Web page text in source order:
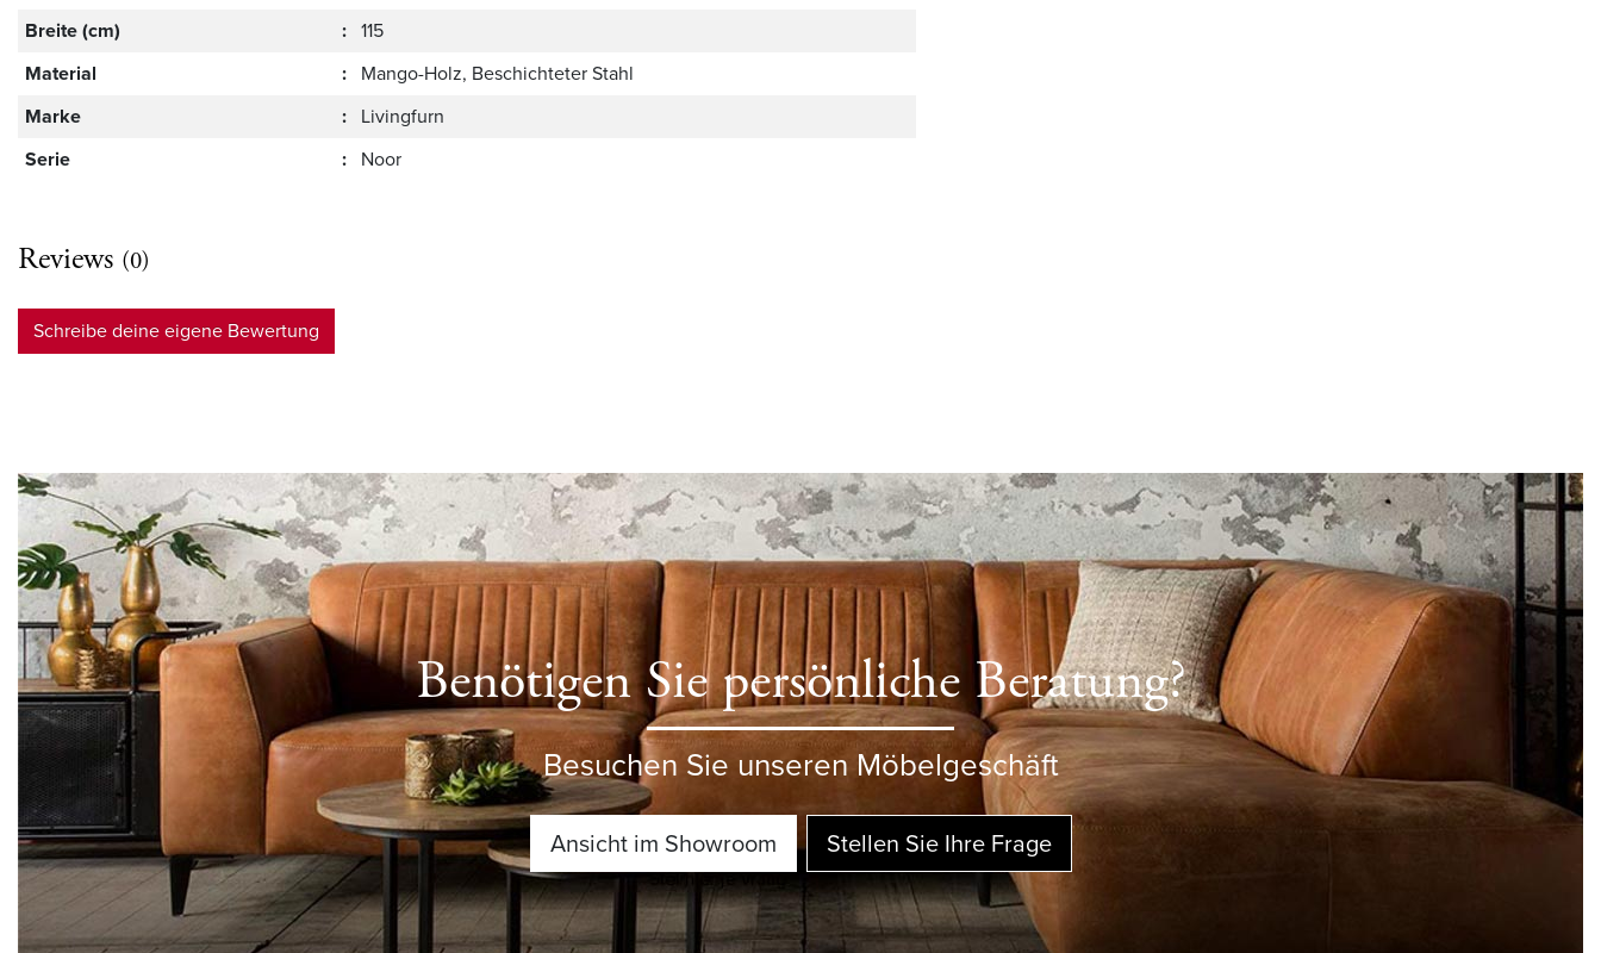
Breite (cm)
: 115
Material
: Mango-Holz, Beschichteter Stahl
Marke
: Livingfurn
Serie
: Noor
Reviews (0)
Schreibe deine eigene Bewertung
Benötigen Sie persönliche Beratung?
Besuchen Sie unseren Möbelgeschäft
Ansicht im Showroom Stellen Sie Ihre Frage